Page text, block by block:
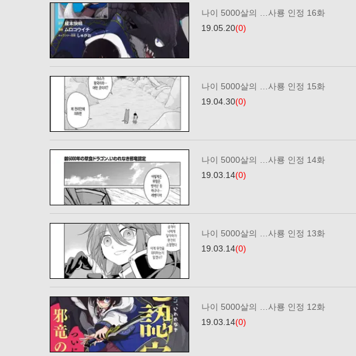
나이 5000살의 …사룡 인정 16화
19.05.20(0)
나이 5000살의 …사룡 인정 15화
19.04.30(0)
나이 5000살의 …사룡 인정 14화
19.03.14(0)
나이 5000살의 …사룡 인정 13화
19.03.14(0)
나이 5000살의 …사룡 인정 12화
19.03.14(0)